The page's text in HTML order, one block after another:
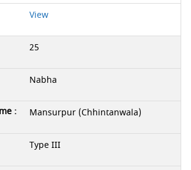
View
25
Nabha
Mansurpur (Chhintanwala)
Type III